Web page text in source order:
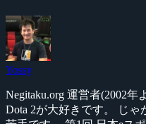
Yossy
Negitaku.org 運営者(2002年
Dota 2が大好きです。 じ